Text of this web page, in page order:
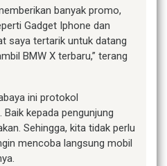
banyak promo,
Gadget Iphone dan
saya tertarik untuk datang
BMW X terbaru,” terang
ini protokol
kepada pengunjung
Sehingga, kita tidak perlu
mencoba langsung mobil